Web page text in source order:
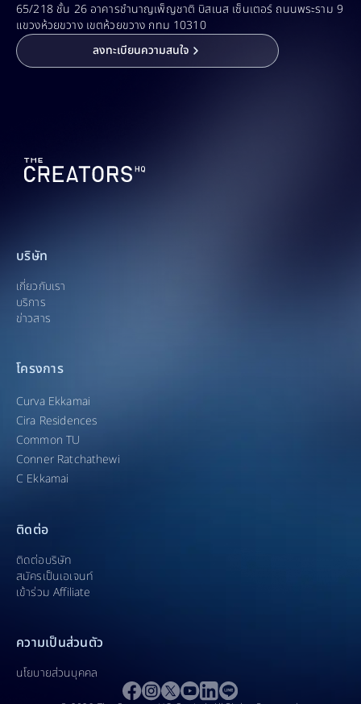
65/218 ชั้น 26 อาคารชำนาญเพ็ญชาติ บิสเนส เซ็นเตอร์ ถนนพระราม 9
แขวงห้วยขวาง เขตห้วยขวาง กทม 10310
ลงทะเบียนความสนใจ
บริษัท
เกี่ยวกับเรา
บริการ
ข่าวสาร
โครงการ
Curva Ekkamai
Cira Residences
Common TU
Conner Ratchathewi
C Ekkamai
ติดต่อ
ติดต่อบริษัท
สมัครเป็นเอเจนท์
เข้าร่วม Affiliate​
ความเป็นส่วนตัว
นโยบายส่วนบุคคล